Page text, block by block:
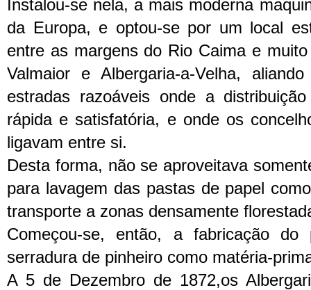
Instalou-se nela, a mais moderna
da Europa, e optou-se por um local
entre as margens do Rio Caima e
Valmaior e Albergaria-a-Velha,
estradas razoáveis onde a
rápida e satisfatória, e onde os
ligavam entre si.
Desta forma, não se aproveitava
para lavagem das pastas de papel
transporte a zonas densamente
Começou-se, então, a fabricação
serradura de pinheiro como matéria-
A 5 de Dezembro de 1872,os